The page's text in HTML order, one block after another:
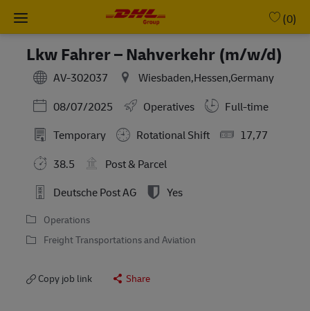
Skip to main content
(0)
Lkw Fahrer – Nahverkehr (m/w/d)
AV-302037
Wiesbaden,Hessen,Germany
Posted Date
08/07/2025 Operatives
Full-time
Temporary
Rotational Shift
17,77
38.5
Post & Parcel
Deutsche Post AG
Yes
Operations
Freight Transportations and Aviation
Copy job link Share